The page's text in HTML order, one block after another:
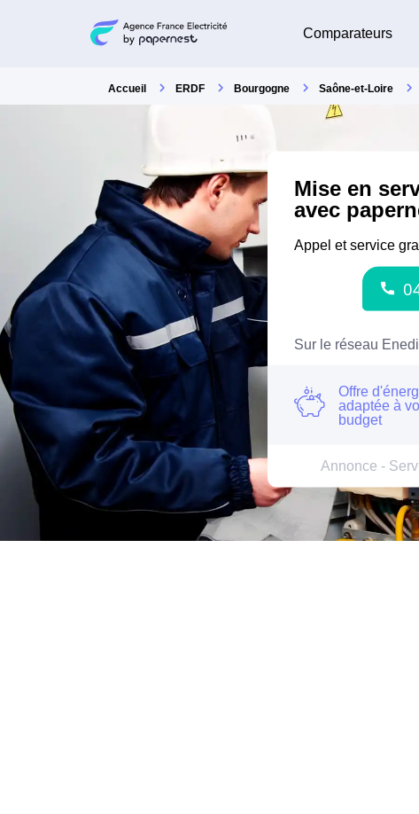
Comparateurs
Accueil ERDF Bourgogne Saône-et-Loire